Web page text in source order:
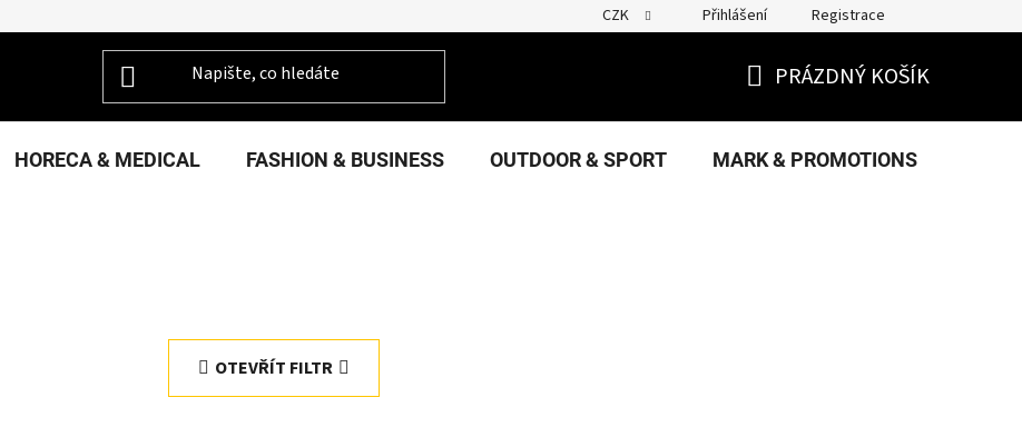
CZK Přihlášení Registrace
KOŠÍK
PRÁZDNÝ KOŠÍK
HORECA & MEDICAL FASHION & BUSINESS OUTDOOR & SPORT MARK & PROMOTIONS
OTEVŘÍT FILTR